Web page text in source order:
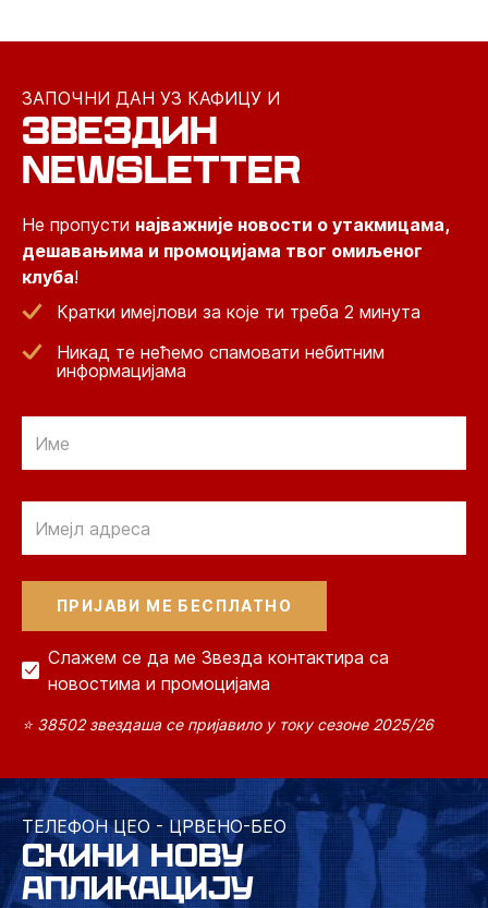
ЗАПОЧНИ ДАН УЗ КАФИЦУ И
ЗВЕЗДИН
NEWSLETTER
Не пропусти најважније новости о утакмицама,
дешавањима и промоцијама твог омиљеног
клуба!
Кратки имејлови за које ти треба 2 минута
Никад те нећемо спамовати небитним
информацијама
Слажем се да ме Звезда контактира са
новостима и промоцијама
⭐ 38502 звездаша се пријавило у току сезоне 2025/26
ТЕЛЕФОН ЦЕО - ЦРВЕНО-БЕО
СКИНИ НОВУ
АПЛИКАЦИЈУ